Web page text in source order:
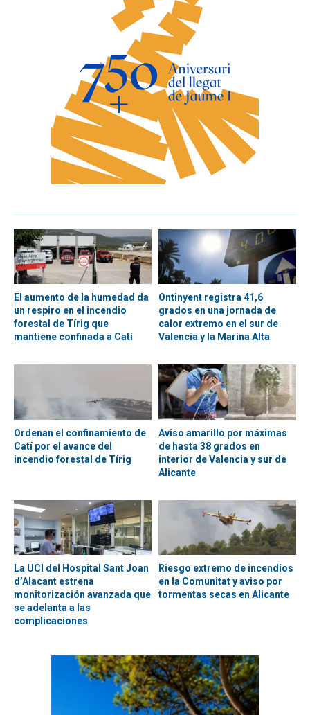
El aumento de la humedad da
un respiro en el incendio
forestal de Tírig que
mantiene confinada a Catí
Ontinyent registra 41,6
grados en una jornada de
calor extremo en el sur de
Valencia y la Marina Alta
Ordenan el confinamiento de
Catí por el avance del
incendio forestal de Tírig
Aviso amarillo por máximas
de hasta 38 grados en
interior de Valencia y sur de
Alicante
La UCI del Hospital Sant Joan
d’Alacant estrena
monitorización avanzada que
se adelanta a las
complicaciones
Riesgo extremo de incendios
en la Comunitat y aviso por
tormentas secas en Alicante